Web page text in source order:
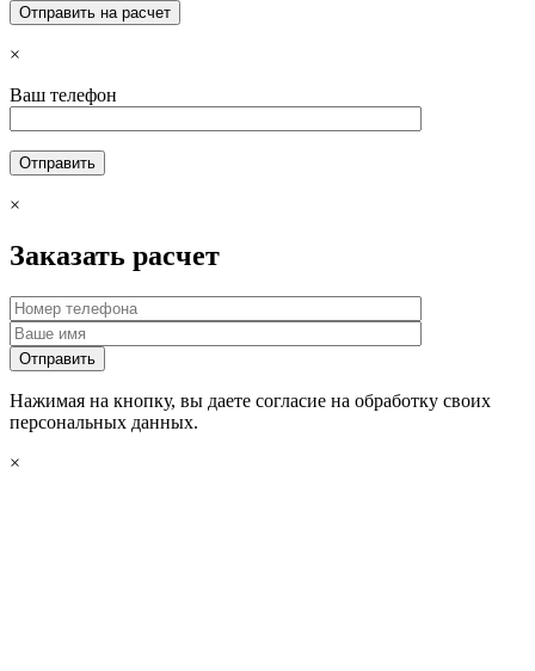
×
Ваш телефон
×
Заказать расчет
Нажимая на кнопку, вы даете согласие на обработку своих
персональных данных.
×